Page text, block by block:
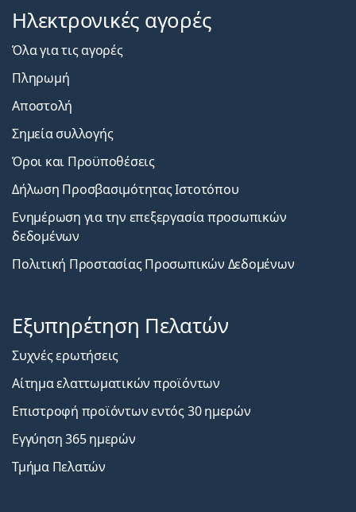
Ηλεκτρονικές αγορές
Όλα για τις αγορές
Πληρωμή
Αποστολή
Σημεία συλλογής
Όροι και Προϋποθέσεις
Δήλωση Προσβασιμότητας Ιστοτόπου
Ενημέρωση για την επεξεργασία προσωπικών
δεδομένων
Πολιτική Προστασίας Προσωπικών Δεδομένων
Εξυπηρέτηση Πελατών
Συχνές ερωτήσεις
Αίτημα ελαττωματικών προϊόντων
Επιστροφή προϊόντων εντός 30 ημερών
Εγγύηση 365 ημερών
Τμήμα Πελατών